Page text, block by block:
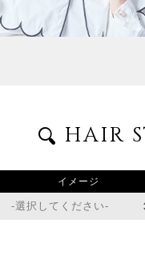
HAIR
イメージ